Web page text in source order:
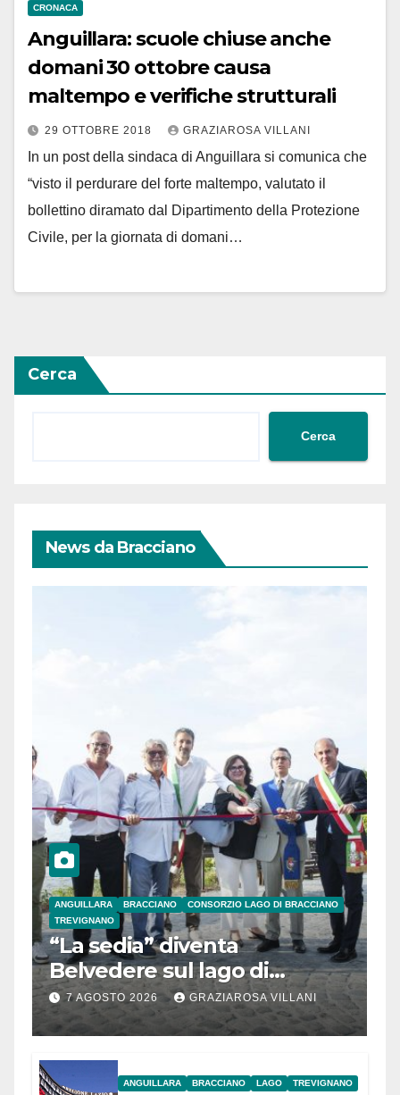
CRONACA
Anguillara: scuole chiuse anche
domani 30 ottobre causa
maltempo e verifiche strutturali
29 OTTOBRE 2018 GRAZIAROSA VILLANI
In un post della sindaca di Anguillara si comunica che
“visto il perdurare del forte maltempo, valutato il
bollettino diramato dal Dipartimento della Protezione
Civile, per la giornata di domani…
Cerca
Cerca
News da Bracciano
ANGUILLARA BRACCIANO
CONSORZIO LAGO DI BRACCIANO
TREVIGNANO
“La sedia” diventa
Belvedere sul lago di
Bracciano: ieri
l’inaugurazione
7 AGOSTO 2026 GRAZIAROSA VILLANI
ANGUILLARA BRACCIANO LAGO TREVIGNANO